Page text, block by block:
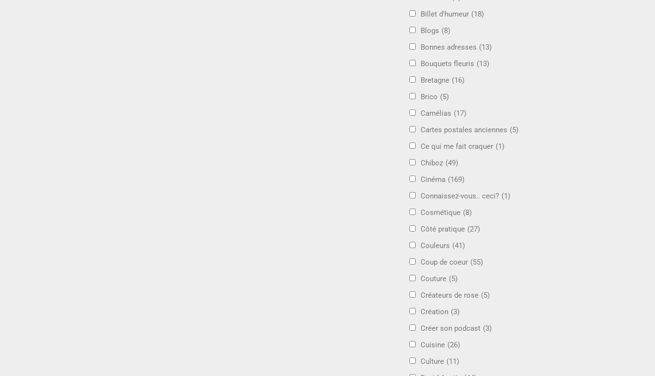
Billet d'humeur (18)
Blogs (8)
Bonnes adresses (13)
Bouquets fleuris (13)
Bretagne (16)
Brico (5)
Camélias (17)
Cartes postales anciennes (5)
Ce qui me fait craquer (1)
Chiboz (49)
Cinéma (169)
Connaissez-vous.. ceci? (1)
Cosmétique (8)
Côté pratique (27)
Couleurs (41)
Coup de coeur (55)
Couture (5)
Créateurs de rose (5)
Création (3)
Créer son podcast (3)
Cuisine (26)
Culture (11)